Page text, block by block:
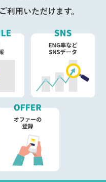
利用いただけます。